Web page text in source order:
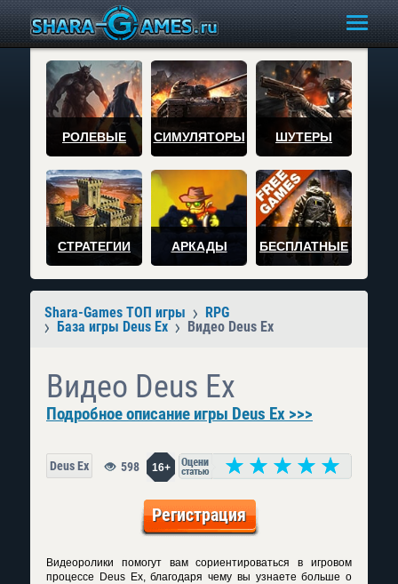
РОЛЕВЫЕ СИМУЛЯТОРЫ ШУТЕРЫ
СТРАТЕГИИ АРКАДЫ БЕСПЛАТНЫЕ
Shara-Games ТОП игры
RPG
База игры Deus Ex
Видео Deus Ex
Видео Deus Ex
Подробное описание игры Deus Ex >>>
Deus Ex 16+
598
Регистрация
Видеоролики помогут вам сориентироваться в игровом
процессе Deus Ex, благодаря чему вы узнаете больше о